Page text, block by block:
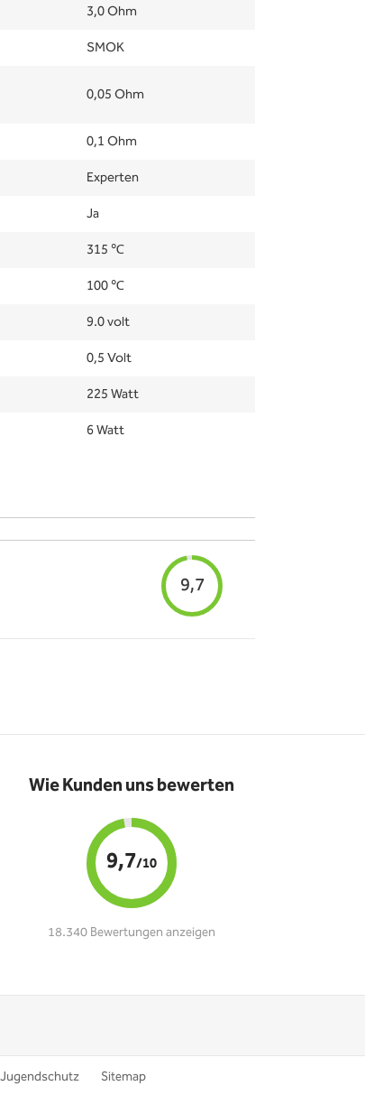
3,0 Ohm
SMOK
0,05 Ohm
0,1 Ohm
Experten
Ja
315 ℃
100 ℃
9.0 volt
0,5 Volt
225 Watt
6 Watt
9,7
Wie Kunden uns bewerten
9,7/10
18.340 Bewertungen anzeigen
Jugendschutz Sitemap